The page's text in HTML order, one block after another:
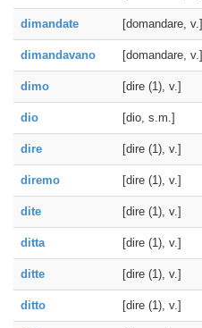
dimandate [domandare, v.]
dimandavano [domandare, v.]
dimo [dire (1), v.]
dio [dio, s.m.]
dire [dire (1), v.]
diremo [dire (1), v.]
dite [dire (1), v.]
ditta [dire (1), v.]
ditte [dire (1), v.]
ditto [dire (1), v.]